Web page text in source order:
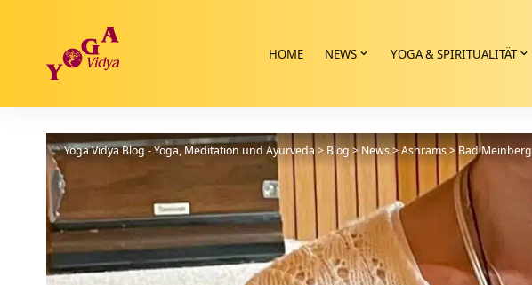
HOME NEWS YOGA & SPIRITUALITÄT
Yoga Vidya Blog - Yoga, Meditation und Ayurveda>Blog>News>Ashrams>Bad Meinberg